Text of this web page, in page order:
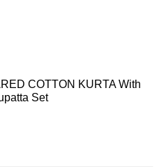
COTTON KURTA With
Set